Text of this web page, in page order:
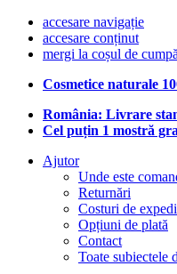
accesare navigație
accesare conținut
mergi la coșul de
Cosmetice naturale
România: Livrare
Cel puțin 1 mostră
Ajutor
Unde este
Returnări
Costuri de
Opțiuni de plată
Contact
Toate subiectele